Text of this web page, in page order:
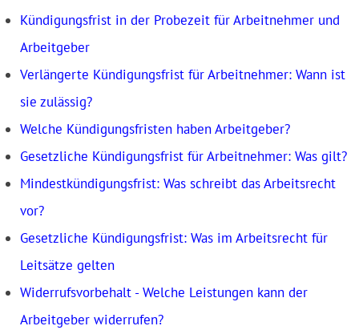
Kündigungsfrist in der Probezeit für Arbeitnehmer und
Arbeitgeber
Verlängerte Kündigungsfrist für Arbeitnehmer: Wann ist
sie zulässig?
Welche Kündigungsfristen haben Arbeitgeber?
Gesetzliche Kündigungsfrist für Arbeitnehmer: Was gilt?
Mindestkündigungsfrist: Was schreibt das Arbeitsrecht
vor?
Gesetzliche Kündigungsfrist: Was im Arbeitsrecht für
Leitsätze gelten
Widerrufsvorbehalt - Welche Leistungen kann der
Arbeitgeber widerrufen?